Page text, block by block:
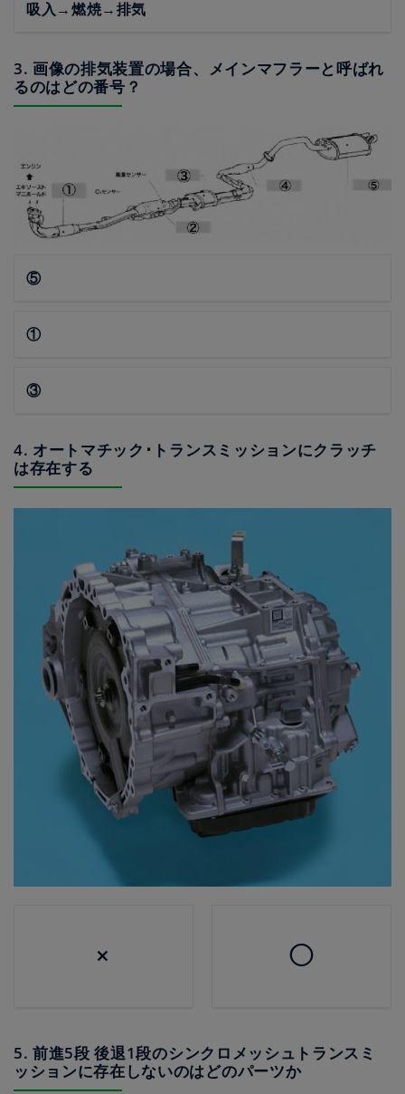
吸入→燃焼→排気
3. 画像の排気装置の場合、メインマフラーと呼ばれ
るのはどの番号？
⑤
①
③
4. オートマチック･トランスミッションにクラッチ
は存在する
× ◯
5. 前進5段 後退1段のシンクロメッシュトランスミ
ッションに存在しないのはどのパーツか